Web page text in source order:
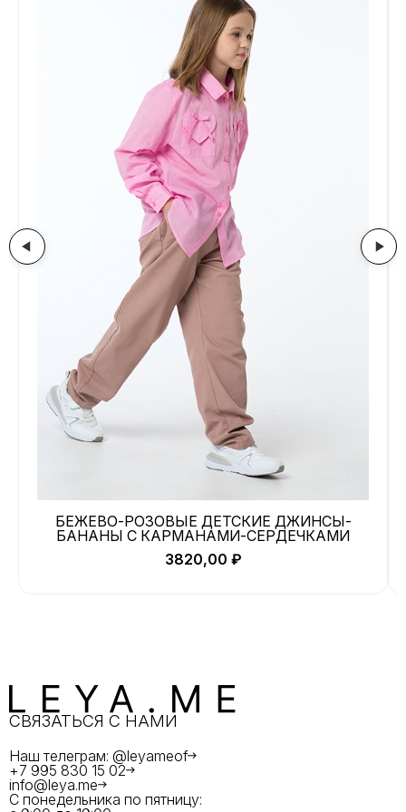
БЕЖЕВО-РОЗОВЫЕ ДЕТСКИЕ ДЖИНСЫ-
БАНАНЫ С КАРМАНАМИ-СЕРДЕЧКАМИ
3820,00 ₽
СВЯЗАТЬСЯ С НАМИ
Наш телеграм: @leyameof
+7 995 830 15 02
info@leya.me
С понедельника по пятницу: